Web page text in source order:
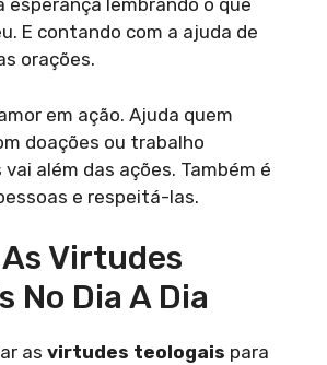
esperança lembrando o que
E contando com a ajuda de
orações.
em ação. Ajuda quem
doações ou trabalho
além das ações. Também é
e respeitá-las.
Virtudes
No Dia A Dia
as virtudes teologais para